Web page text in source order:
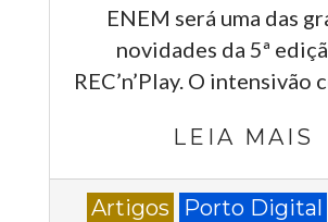
ENEM será uma das
novidades da 5ª
REC’n’Play. O intensivão
LEIA MAIS
2023-
Artigos Porto Digital